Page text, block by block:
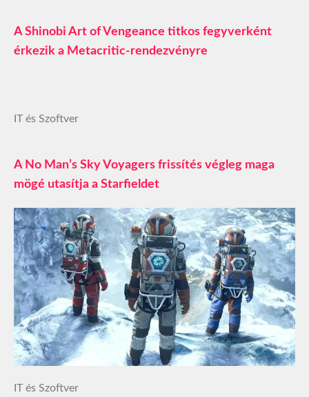
A Shinobi Art of Vengeance titkos fegyverként
érkezik a Metacritic-rendezvényre
IT és Szoftver
A No Man’s Sky Voyagers frissítés végleg maga
mögé utasítja a Starfieldet
IT és Szoftver